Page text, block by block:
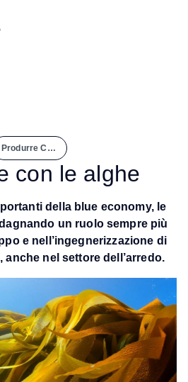
Produrre Con Le Alghe
con le alghe
della blue economy, le
un ruolo sempre più
e nell’ingegnerizzazione di
anche nel settore dell’arredo.